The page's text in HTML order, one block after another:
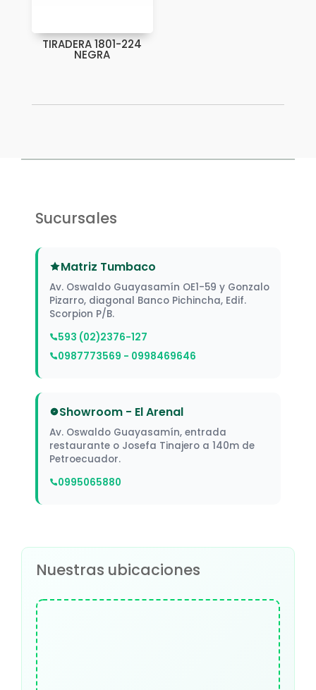
TIRADERA 1801-224
NEGRA
Sucursales
Matriz Tumbaco
Av. Oswaldo Guayasamín OE1-59 y Gonzalo
Pizarro, diagonal Banco Pichincha, Edif.
Scorpion P/B.
593 (02)2376-127
0987773569 - 0998469646
Showroom - El Arenal
Av. Oswaldo Guayasamín, entrada
restaurante o Josefa Tinajero a 140m de
Petroecuador.
0995065880
Nuestras ubicaciones